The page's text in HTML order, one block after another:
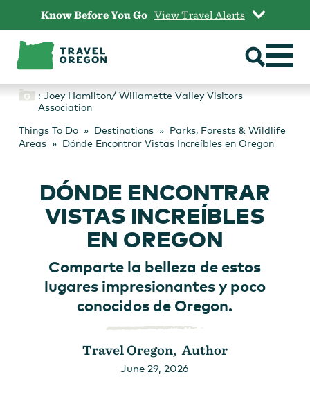
content
Know Before You Go View Travel Alerts
: Joey Hamilton/ Willamette Valley Visitors
Association
Things To Do
Destinations
Parks, Forests & Wildlife
Areas
Dónde Encontrar Vistas Increíbles en Oregon
DÓNDE ENCONTRAR
VISTAS INCREÍBLES
EN OREGON
Comparte la belleza de estos
lugares impresionantes y poco
conocidos de Oregon.
Travel Oregon, Author
June 29, 2026